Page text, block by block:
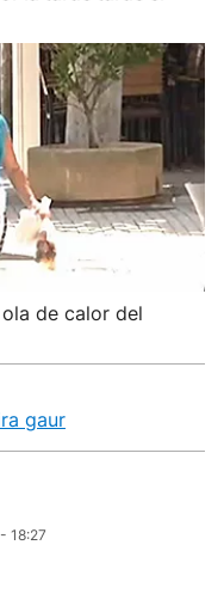
de calor del
gaur
18:27